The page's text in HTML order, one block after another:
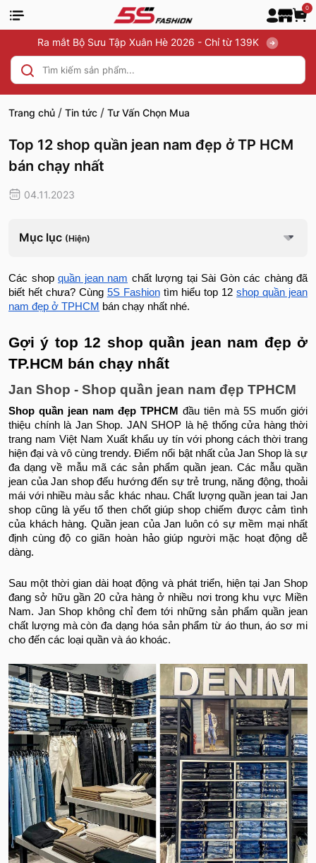
0
Ra mắt Bộ Sưu Tập Xuân Hè 2026 - Chỉ từ 139K
Trang chủ / Tin tức / Tư Vấn Chọn Mua
Top 12 shop quần jean nam đẹp ở TP HCM
bán chạy nhất
04.11.2023
Mục lục (Hiện)
Các shop quần jean nam chất lượng tại Sài Gòn các chàng đã
biết hết chưa? Cùng 5S Fashiontìm hiểu top 12shop quần jean
nam đẹp ở TPHCM bán chạy nhất nhé.
Gợi ý top 12 shop quần jean nam đẹp ở
TP.HCM bán chạy nhất
Jan Shop - Shop quần jean nam đẹp TPHCM
Shop quần jean nam đẹp TPHCM đầu tiên mà 5S muốn giới
thiệu chính là Jan Shop. JAN SHOP là hệ thống cửa hàng thời
trang nam Việt Nam Xuất khẩu uy tín với phong cách thời trang
hiện đại và vô cùng trendy. Điểm nổi bật nhất của Jan Shop là sự
đa dạng về mẫu mã các sản phẩm quần jean. Các mẫu quần
jean của Jan shop đếu hướng đến sự trẻ trung, năng động, thoải
mái với nhiều màu sắc khác nhau. Chất lượng quần jean tai Jan
shop cũng là yếu tố then chốt giúp shop chiếm được cảm tình
của khách hàng. Quần jean của Jan luôn có sự mềm mại nhất
định cùng độ co giãn hoàn hảo giúp người mặc hoạt động dễ
dàng.
Sau một thời gian dài hoạt động và phát triển, hiện tại Jan Shop
đang sở hữu gần 20 cửa hàng ở nhiều nơi trong khu vực Miền
Nam. Jan Shop không chỉ đem tới những sản phẩm quần jean
chất lượng mà còn đa dạng hóa sản phẩm từ áo thun, áo sơ mi
cho đến các loại quần và áo khoác.